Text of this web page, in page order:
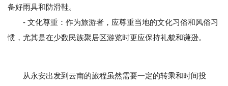
备好雨具和防滑鞋。
- 文化尊重：作为旅游者，应尊重当地的文化习俗和风俗习
惯，尤其是在少数民族聚居区游览时更应保持礼貌和谦逊。
从永安出发到云南的旅程虽然需要一定的转乘和时间投